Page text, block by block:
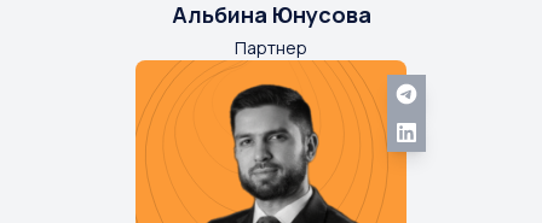
Альбина Юнусова
Партнер